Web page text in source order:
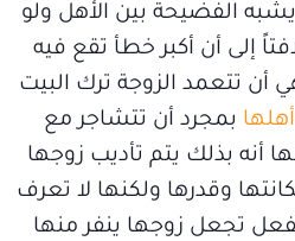
يشبه الفضيحة بين الأهل ولو
إلى أن أكبر خطأ تقع فيه
تتعمد الزوجة ترك البيت
بمجرد أن تتشاجر مع
أنه بذلك يتم تأديب زوجها
وقدرها ولكنها لا تعرف
تجعل زوجها ينفر منها